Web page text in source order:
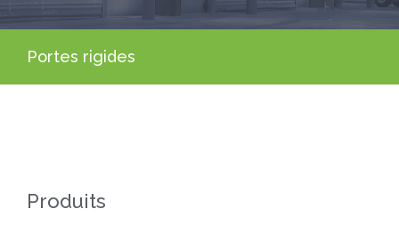
Portes rigides
Produits